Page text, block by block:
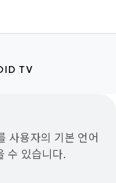
TV
사용자의 기본 언어
수 있습니다.